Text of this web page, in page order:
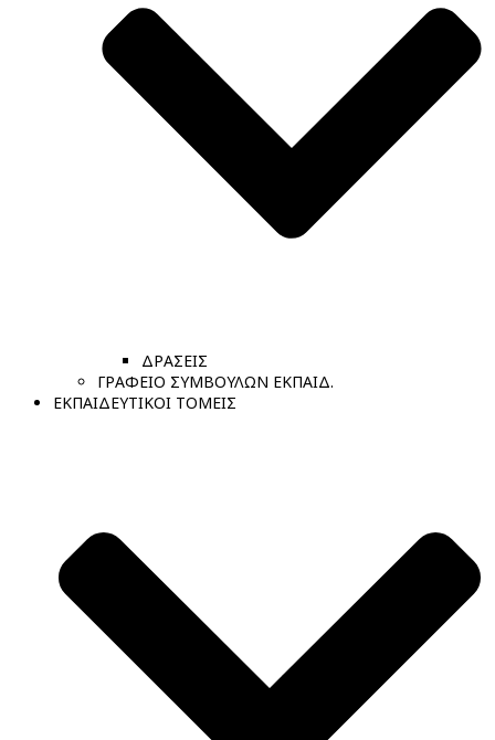
ΔΡΑΣΕΙΣ
ΓΡΑΦΕΙΟ ΣΥΜΒΟΥΛΩΝ ΕΚΠΑΙΔ.
ΕΚΠΑΙΔΕΥΤΙΚΟΙ ΤΟΜΕΙΣ